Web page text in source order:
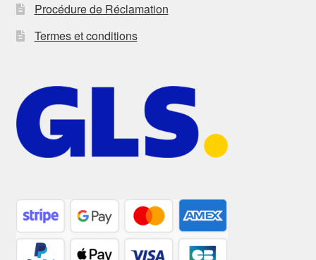
Procédure de Réclamation
Termes et conditions